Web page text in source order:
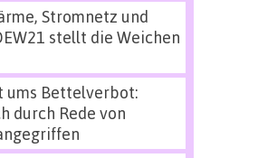
Stromnetz und
stellt die Weichen
ums Bettelverbot:
durch Rede von